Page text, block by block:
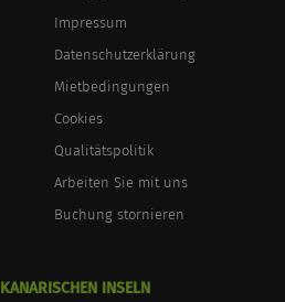
Impressum
Datenschutzerklärung
Mietbedingungen
Cookies
Qualitätspolitik
Arbeiten Sie mit uns
Buchung stornieren
INSELN